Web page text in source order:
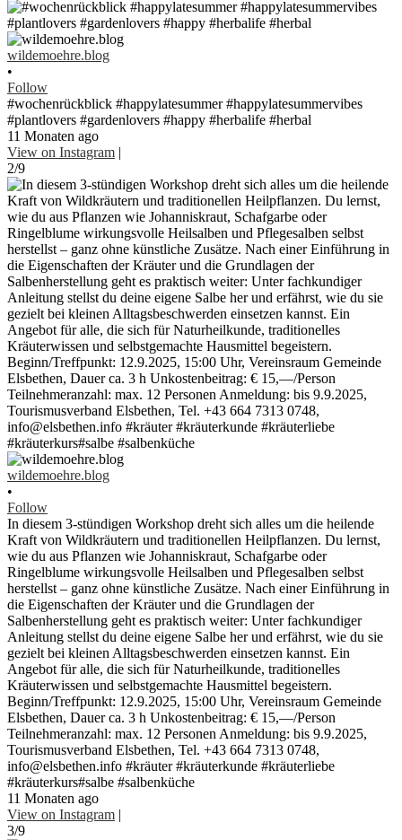
wildemoehre.blog
•
Follow
#wochenrückblick #happylatesummer #happylatesummervibes
#plantlovers #gardenlovers #happy #herbalife #herbal
11 Monaten ago
View on Instagram |
2/9
wildemoehre.blog
•
Follow
In diesem 3-stündigen Workshop dreht sich alles um die heilende
Kraft von Wildkräutern und traditionellen Heilpflanzen. Du lernst,
wie du aus Pflanzen wie Johanniskraut, Schafgarbe oder
Ringelblume wirkungsvolle Heilsalben und Pflegesalben selbst
herstellst – ganz ohne künstliche Zusätze. Nach einer Einführung in
die Eigenschaften der Kräuter und die Grundlagen der
Salbenherstellung geht es praktisch weiter: Unter fachkundiger
Anleitung stellst du deine eigene Salbe her und erfährst, wie du sie
gezielt bei kleinen Alltagsbeschwerden einsetzen kannst. Ein
Angebot für alle, die sich für Naturheilkunde, traditionelles
Kräuterwissen und selbstgemachte Hausmittel begeistern.
Beginn/Treffpunkt: 12.9.2025, 15:00 Uhr, Vereinsraum Gemeinde
Elsbethen, Dauer ca. 3 h Unkostenbeitrag: € 15,—/Person
Teilnehmeranzahl: max. 12 Personen Anmeldung: bis 9.9.2025,
Tourismusverband Elsbethen, Tel. +43 664 7313 0748,
info@elsbethen.info #kräuter #kräuterkunde #kräuterliebe
#kräuterkurs#salbe #salbenküche
11 Monaten ago
View on Instagram |
3/9